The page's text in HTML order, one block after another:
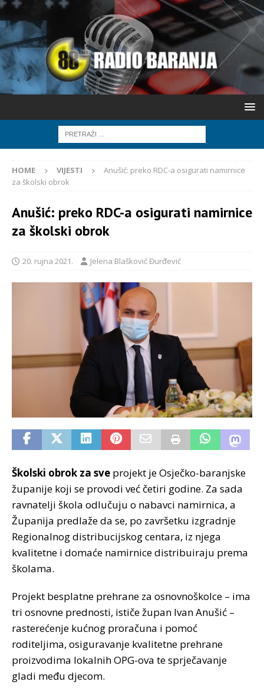
HOME VIJESTI
Anušić: preko RDC-a osigurati namirnice
za školski obrok
Anušić: preko RDC-a osigurati namirnice
za školski obrok
20. rujna 2021. Jelena Blašković Đurđević
Školski obrok za sve projekt je Osječko-baranjske
županije koji se provodi već četiri godine. Za sada
ravnatelji škola odlučuju o nabavci namirnica, a
Županija predlaže da se, po završetku izgradnje
Regionalnog distribucijskog centara, iz njega
kvalitetne i domaće namirnice distribuiraju prema
školama.
Projekt besplatne prehrane za osnovnoškolce – ima
tri osnovne prednosti, ističe župan Ivan Anušić –
rasterećenje kućnog proračuna i pomoć
roditeljima, osiguravanje kvalitetne prehrane
proizvodima lokalnih OPG-ova te sprječavanje
gladi među djecom.